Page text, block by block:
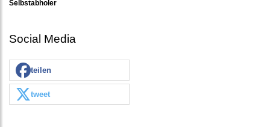
Selbstabholer
Social Media
teilen
tweet